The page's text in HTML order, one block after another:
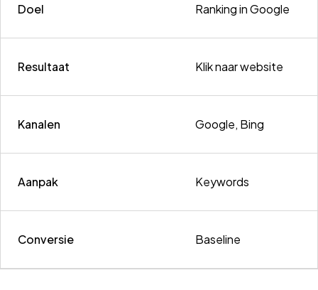
Doel Ranking in Google
Resultaat Klik naar website
Kanalen Google, Bing
Aanpak Keywords
Conversie Baseline